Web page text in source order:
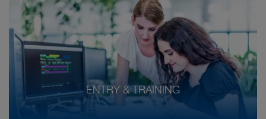
ENTRY & TRAINING